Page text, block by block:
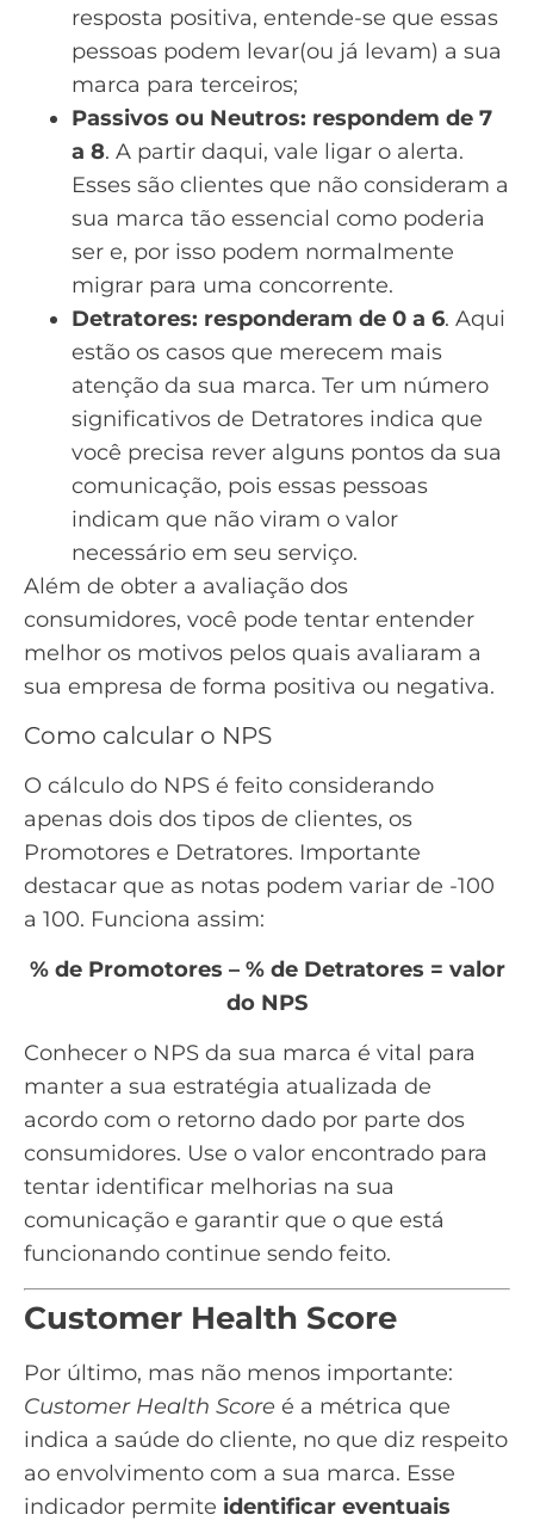
resposta positiva, entende-se que essas
pessoas podem levar(ou já levam) a sua
marca para terceiros;
Passivos ou Neutros: respondem de 7
a 8. A partir daqui, vale ligar o alerta.
Esses são clientes que não consideram a
sua marca tão essencial como poderia
ser e, por isso podem normalmente
migrar para uma concorrente.
Detratores: responderam de 0 a 6. Aqui
estão os casos que merecem mais
atenção da sua marca. Ter um número
significativos de Detratores indica que
você precisa rever alguns pontos da sua
comunicação, pois essas pessoas
indicam que não viram o valor
necessário em seu serviço.
Além de obter a avaliação dos
consumidores, você pode tentar entender
melhor os motivos pelos quais avaliaram a
sua empresa de forma positiva ou negativa.
Como calcular o NPS
O cálculo do NPS é feito considerando
apenas dois dos tipos de clientes, os
Promotores e Detratores. Importante
destacar que as notas podem variar de -100
a 100. Funciona assim:
% de Promotores – % de Detratores = valor
do NPS
Conhecer o NPS da sua marca é vital para
manter a sua estratégia atualizada de
acordo com o retorno dado por parte dos
consumidores. Use o valor encontrado para
tentar identificar melhorias na sua
comunicação e garantir que o que está
funcionando continue sendo feito.
Customer Health Score
Por último, mas não menos importante:
Customer Health Score é a métrica que
indica a saúde do cliente, no que diz respeito
ao envolvimento com a sua marca. Esse
indicador permite identificar eventuais